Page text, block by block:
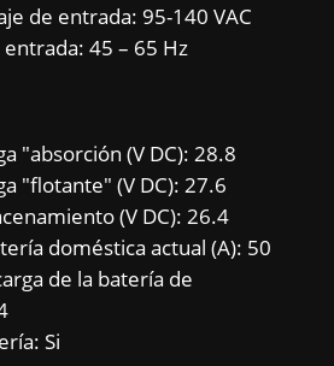
de entrada: 95-140 VAC
45 – 65 Hz
"absorción (V DC): 28.8
"flotante" (V DC): 27.6
(V DC): 26.4
doméstica actual (A): 50
de la batería de
Si